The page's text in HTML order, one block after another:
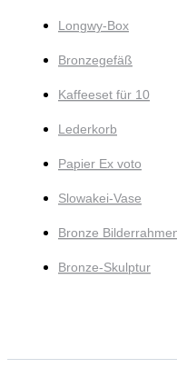
Longwy-Box
Bronzegefäß
Kaffeeset für 10
Lederkorb
Papier Ex voto
Slowakei-Vase
Bronze
Bronze-Skulptur